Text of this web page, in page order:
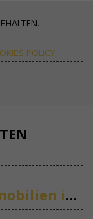
POLICY
Ihr deutscher Makler für Immobilien in Marbella